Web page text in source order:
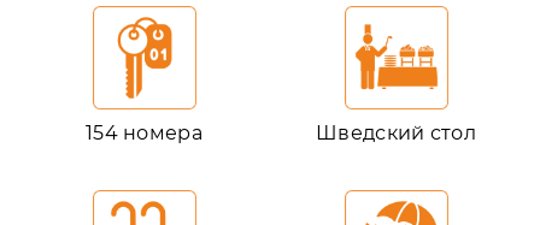
154 номера Шведский стол